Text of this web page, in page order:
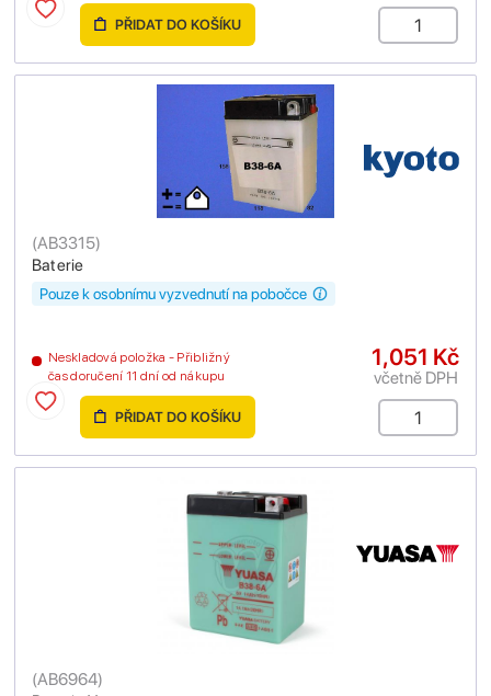
PŘIDAT DO KOŠÍKU
Baterie
(AB3315)
Neskladová položka - Přibližný
čas doručení 11 dní od nákupu
Pouze k osobnímu vyzvednutí na pobočce
1,051 Kč
včetně DPH
PŘIDAT DO KOŠÍKU
(AB6964)